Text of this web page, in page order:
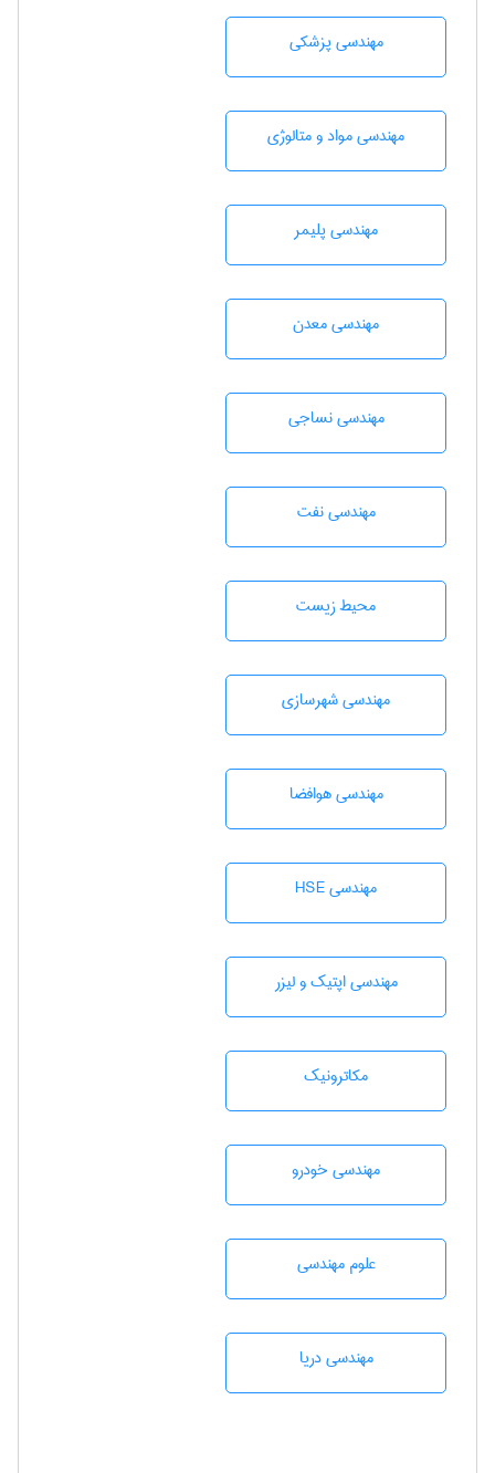
مهندسی پزشکی
مهندسی مواد و متالوژی
مهندسی پليمر
مهندسی معدن
مهندسي نساجی
مهندسی نفت
محيط زيست
مهندسی شهرسازی
مهندسی هوافضا
مهندسی HSE
مهندسی اپتیک و لیزر
مکاترونیک
مهندسی خودرو
علوم مهندسی
مهندسی دریا